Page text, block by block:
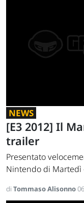
NEWS
[E3 2012] Il
trailer
Presentato
Nintendo di Martedì
di Tommaso Alisonno